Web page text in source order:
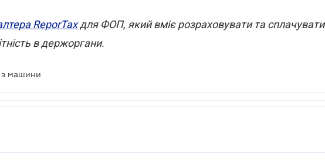
ReporTaxдля ФОП, який вміє розраховувати та сплачувати
в держоргани.
з машини